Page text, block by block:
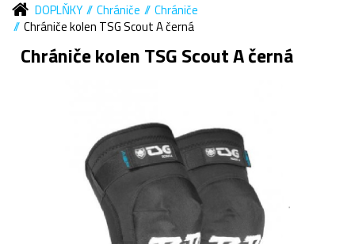
DOPLŇKY
Chrániče
Chrániče
Chrániče kolen TSG Scout A černá
Chrániče kolen TSG Scout A černá